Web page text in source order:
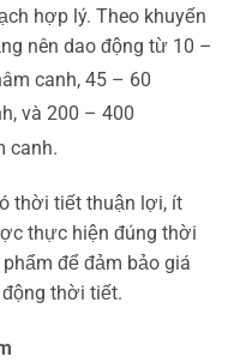
hợp lý. Theo khuyến
nên dao động từ 10 –
canh, 45 – 60
và 200 – 400
canh.
thời tiết thuận lợi, ít
thực hiện đúng thời
để đảm bảo giá
thời tiết.